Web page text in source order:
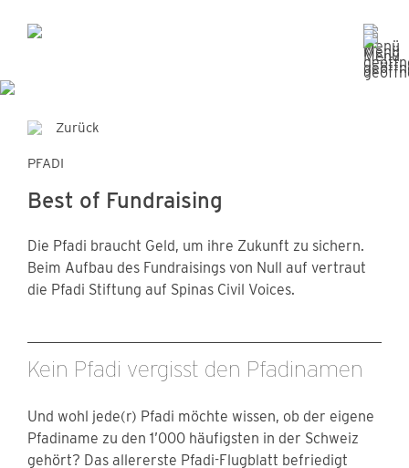
PFADI
Best of Fundraising
Die Pfadi braucht Geld, um ihre Zukunft zu sichern.
Beim Aufbau des Fundraisings von Null auf vertraut
die Pfadi Stiftung auf Spinas Civil Voices.
Zurück
Kein Pfadi vergisst den Pfadinamen
Und wohl jede(r) Pfadi möchte wissen, ob der eigene
Pfadiname zu den 1’000 häufigsten in der Schweiz
gehört? Das allererste Pfadi-Flugblatt befriedigt